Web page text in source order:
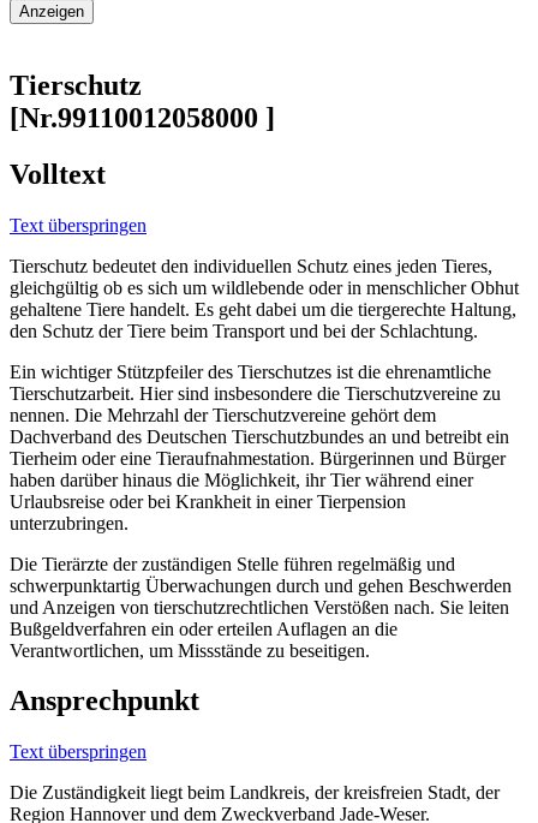
Tierschutz
[Nr.99110012058000 ]
Volltext
Text überspringen
Tierschutz bedeutet den individuellen Schutz eines jeden Tieres,
gleichgültig ob es sich um wildlebende oder in menschlicher Obhut
gehaltene Tiere handelt. Es geht dabei um die tiergerechte Haltung,
den Schutz der Tiere beim Transport und bei der Schlachtung.
Ein wichtiger Stützpfeiler des Tierschutzes ist die ehrenamtliche
Tierschutzarbeit. Hier sind insbesondere die Tierschutzvereine zu
nennen. Die Mehrzahl der Tierschutzvereine gehört dem
Dachverband des Deutschen Tierschutzbundes an und betreibt ein
Tierheim oder eine Tieraufnahmestation. Bürgerinnen und Bürger
haben darüber hinaus die Möglichkeit, ihr Tier während einer
Urlaubsreise oder bei Krankheit in einer Tierpension
unterzubringen.
Die Tierärzte der zuständigen Stelle führen regelmäßig und
schwerpunktartig Überwachungen durch und gehen Beschwerden
und Anzeigen von tierschutzrechtlichen Verstößen nach. Sie leiten
Bußgeldverfahren ein oder erteilen Auflagen an die
Verantwortlichen, um Missstände zu beseitigen.
Ansprechpunkt
Text überspringen
Die Zuständigkeit liegt beim Landkreis, der kreisfreien Stadt, der
Region Hannover und dem Zweckverband Jade-Weser.